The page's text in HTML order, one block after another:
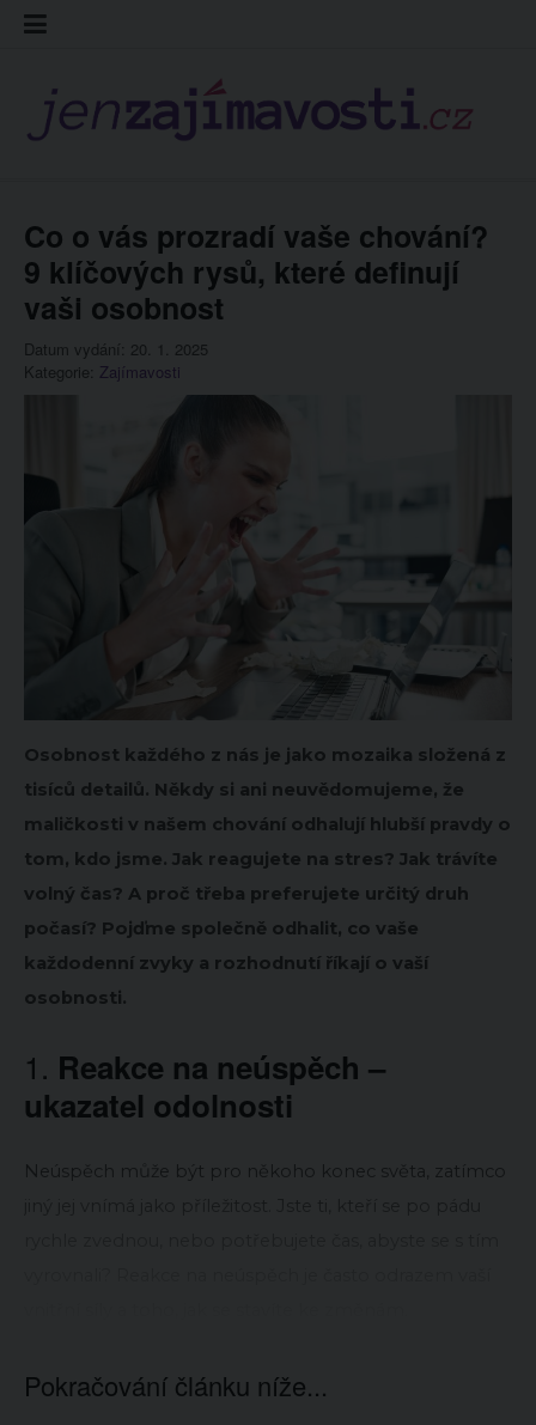
Skip
Co o vás prozradí vaše chování?
9 klíčových rysů, které definují
vaši osobnost
Datum vydání: 20. 1. 2025
Kategorie: Zajímavosti
Osobnost každého z nás je jako mozaika složená z
tisíců detailů. Někdy si ani neuvědomujeme, že
maličkosti v našem chování odhalují hlubší pravdy o
tom, kdo jsme. Jak reagujete na stres? Jak trávíte
volný čas? A proč třeba preferujete určitý druh
počasí? Pojďme společně odhalit, co vaše
každodenní zvyky a rozhodnutí říkají o vaší
osobnosti.
1. Reakce na neúspěch –
ukazatel odolnosti
Neúspěch může být pro někoho konec světa, zatímco
Pokračování článku níže...